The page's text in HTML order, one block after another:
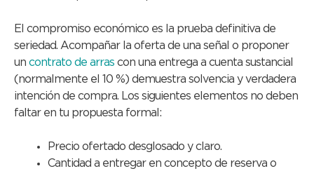
El compromiso económico es la prueba definitiva de
seriedad. Acompañar la oferta de una señal o proponer
un contrato de arras con una entrega a cuenta sustancial
(normalmente el 10 %) demuestra solvencia y verdadera
intención de compra. Los siguientes elementos no deben
faltar en tu propuesta formal:
Precio ofertado desglosado y claro.
Cantidad a entregar en concepto de reserva o